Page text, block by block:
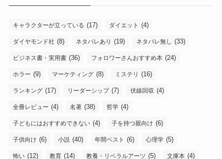
キャラクターが立っている (17) ダイエット (4)
ダイヤモンド社 (8) ネタバレあり (19) ネタバレ無し (33)
ビジネス書・実用書 (36) フォロワーさんおすすめ本 (24)
ホラー (9) マーケティング (8) ミステリ (16)
ランキング (17) リーダーシップ(7) 伏線回収 (4)
全冊レビュー (4) 名著 (38) 哲学 (4)
子どもにはおすすめできない (4) 子を持つ親向け (6)
子供向け (6) 小説 (40) 年間ベスト (6) 心理学 (5)
怖い (12) 教育 (14) 教養・リベラルアーツ (5) 文庫本 (4)